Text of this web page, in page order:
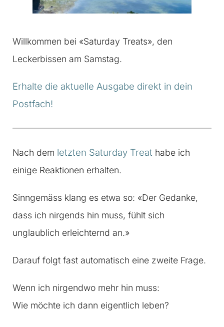
Willkommen bei «Saturday Treats», den
Leckerbissen am Samstag.
Erhalte die aktuelle Ausgabe direkt in dein
Postfach!
Nach dem letzten Saturday Treat habe ich
einige Reaktionen erhalten.
Sinngemäss klang es etwa so: «Der Gedanke,
dass ich nirgends hin muss, fühlt sich
unglaublich erleichternd an.»
Darauf folgt fast automatisch eine zweite Frage.
Wenn ich nirgendwo mehr hin muss:
Wie möchte ich dann eigentlich leben?